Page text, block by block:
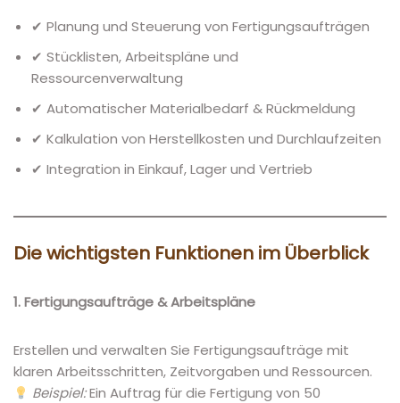
✔ Planung und Steuerung von Fertigungsaufträgen
✔ Stücklisten, Arbeitspläne und
Ressourcenverwaltung
✔ Automatischer Materialbedarf & Rückmeldung
✔ Kalkulation von Herstellkosten und Durchlaufzeiten
✔ Integration in Einkauf, Lager und Vertrieb
Die wichtigsten Funktionen im Überblick
1. Fertigungsaufträge & Arbeitspläne
Erstellen und verwalten Sie Fertigungsaufträge mit
klaren Arbeitsschritten, Zeitvorgaben und Ressourcen.
Beispiel:Ein Auftrag für die Fertigung von 50